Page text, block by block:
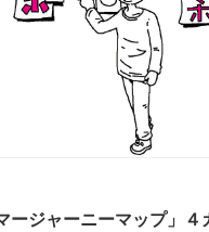
ージャーニーマップ」